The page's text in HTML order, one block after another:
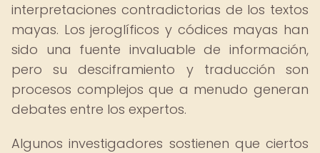
interpretaciones contradictorias de los textos
mayas. Los jeroglíficos y códices mayas han
sido una fuente invaluable de información,
pero su desciframiento y traducción son
procesos complejos que a menudo generan
debates entre los expertos.
Algunos investigadores sostienen que ciertos